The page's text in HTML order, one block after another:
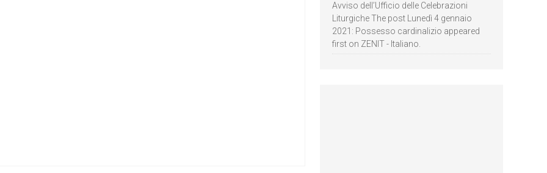
Avviso dell’Ufficio delle Celebrazioni
Liturgiche The post Lunedì 4 gennaio
2021: Possesso cardinalizio appeared
first on ZENIT - Italiano.